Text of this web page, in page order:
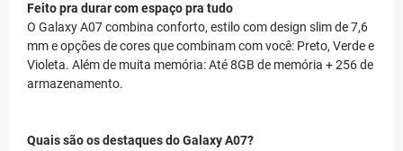
Feito pra durar com espaço pra tudo
O Galaxy A07 combina conforto, estilo com design slim de 7,6
mm e opções de cores que combinam com você: Preto, Verde e
Violeta. Além de muita memória: Até 8GB de memória + 256 de
armazenamento.
Quais são os destaques do Galaxy A07?